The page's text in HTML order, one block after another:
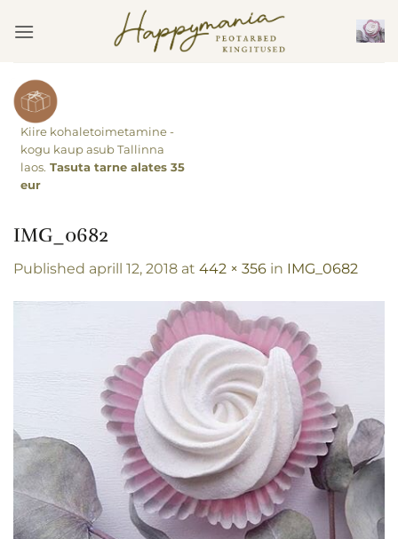
Kiire kohaletoimetamine -
kogu kaup asub Tallinna
laos. Tasuta tarne alates 35
eur
IMG_0682
Published aprill 12, 2018 at 442 × 356 in IMG_0682